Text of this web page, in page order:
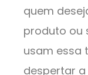
quem
produto ou
usam essa
despertar